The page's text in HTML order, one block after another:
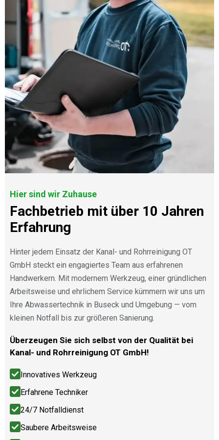
Hier sind wir Zuhause
Fachbetrieb mit über 10 Jahren
Erfahrung
Hinter jedem Einsatz der Kanal- und Rohrreinigung OT
GmbH steckt ein engagiertes Team aus erfahrenen
Handwerkern. Mit modernem Werkzeug, einer gründlichen
Arbeitsweise und ehrlichem Service kümmern wir uns um
Ihre Abwassertechnik in Buseck und Umgebung — vom
kleinen Notfall bis zur größeren Sanierung.
Überzeugen Sie sich selbst von der Qualität bei
Kanal- und Rohrreinigung OT GmbH!
Innovatives Werkzeug
Erfahrene Techniker
24/7 Notfalldienst
Saubere Arbeitsweise